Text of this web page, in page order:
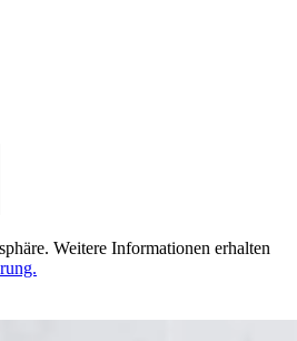
Weitere Informationen erhalten